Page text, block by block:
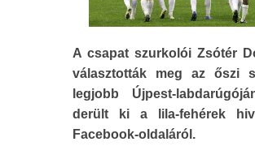
A csapat szurkolói Zsótér
választották meg az őszi
legjobb Újpest-
derült ki a lila-fehérek
Facebook-oldaláról.